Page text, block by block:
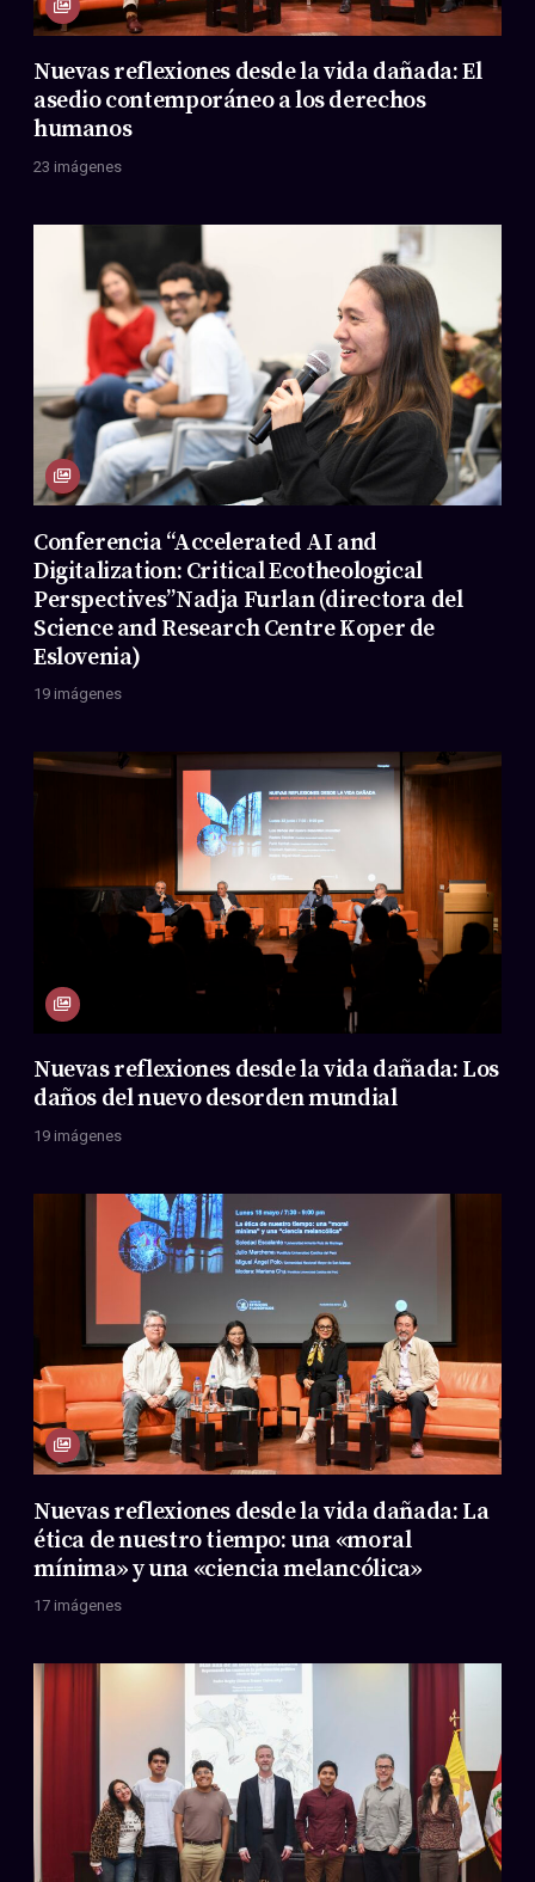
Nuevas reflexiones desde la vida dañada: El
asedio contemporáneo a los derechos
humanos
23 imágenes
Conferencia “Accelerated AI and
Digitalization: Critical Ecotheological
Perspectives”Nadja Furlan (directora del
Science and Research Centre Koper de
Eslovenia)
19 imágenes
Nuevas reflexiones desde la vida dañada: Los
daños del nuevo desorden mundial
19 imágenes
Nuevas reflexiones desde la vida dañada: La
ética de nuestro tiempo: una «moral
mínima» y una «ciencia melancólica»
17 imágenes